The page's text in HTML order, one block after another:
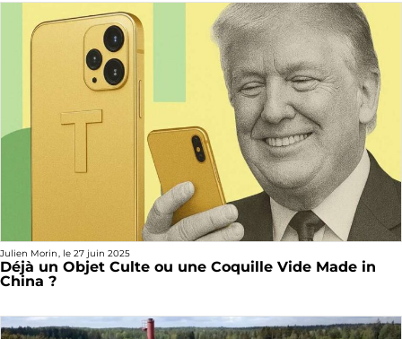
Julien Morin, le 27 juin 2025
Déjà un Objet Culte ou une Coquille Vide Made in
China ?